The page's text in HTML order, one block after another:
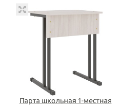
Парта школьная 1-местная